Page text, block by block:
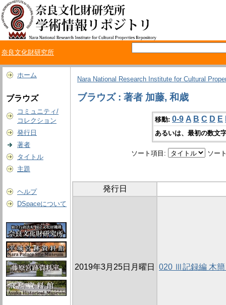
奈良文化財研究所
ホーム
ブラウズ
コミュニティ/
コレクション
発行日
著者
タイトル
主題
ヘルプ
DSpaceについて
Nara National Research Institute for Cultural
ブラウズ : 著者 加藤, 和歳
移動: 0-9 A B C D E
あるいは、最初の数文
ソート項目: ソー
発行日
2019年3月25日月曜日 020 Ⅲ記録編 木簡